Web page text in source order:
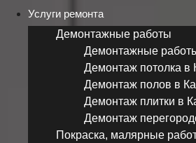
Услуги ремонта
Демонтажные работы
Демонтажные
Демонтаж потолка в
Демонтаж полов в
Демонтаж плитки в
Демонтаж
Покраска, малярные